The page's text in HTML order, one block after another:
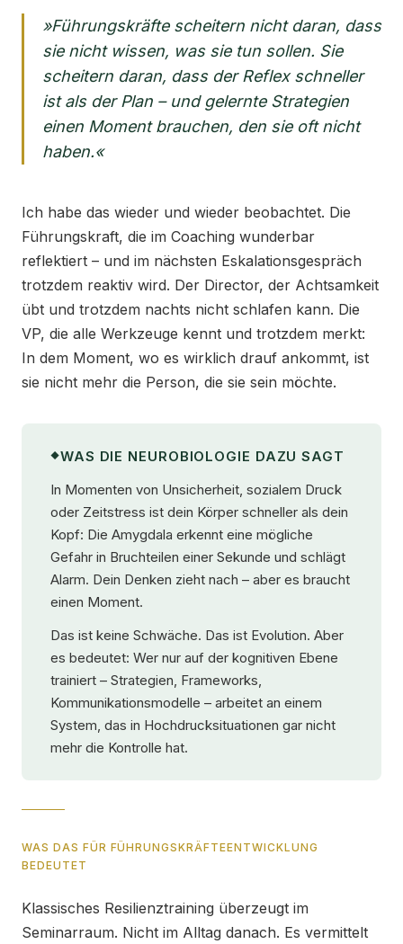
»Führungskräfte scheitern nicht daran, dass
sie nicht wissen, was sie tun sollen. Sie
scheitern daran, dass der Reflex schneller
ist als der Plan – und gelernte Strategien
einen Moment brauchen, den sie oft nicht
haben.«
Ich habe das wieder und wieder beobachtet. Die
Führungskraft, die im Coaching wunderbar
reflektiert – und im nächsten Eskalationsgespräch
trotzdem reaktiv wird. Der Director, der Achtsamkeit
übt und trotzdem nachts nicht schlafen kann. Die
VP, die alle Werkzeuge kennt und trotzdem merkt:
In dem Moment, wo es wirklich drauf ankommt, ist
sie nicht mehr die Person, die sie sein möchte.
WAS DIE NEUROBIOLOGIE DAZU SAGT
In Momenten von Unsicherheit, sozialem Druck
oder Zeitstress ist dein Körper schneller als dein
Kopf: Die Amygdala erkennt eine mögliche
Gefahr in Bruchteilen einer Sekunde und schlägt
Alarm. Dein Denken zieht nach – aber es braucht
einen Moment.
Das ist keine Schwäche. Das ist Evolution. Aber
es bedeutet: Wer nur auf der kognitiven Ebene
trainiert – Strategien, Frameworks,
Kommunikationsmodelle – arbeitet an einem
System, das in Hochdrucksituationen gar nicht
mehr die Kontrolle hat.
WAS DAS FÜR FÜHRUNGSKRÄFTEENTWICKLUNG
BEDEUTET
Klassisches Resilienztraining überzeugt im
Seminarraum. Nicht im Alltag danach. Es vermittelt